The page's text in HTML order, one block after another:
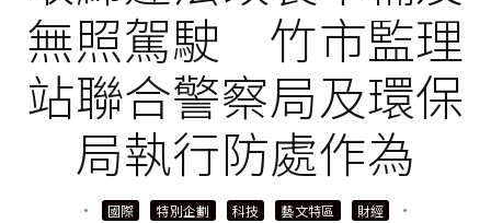
無照駕駛 竹市監理
站聯合警察局及環保
局執行防處作為
· 國際 特別企劃 科技 藝文特區 財經
·